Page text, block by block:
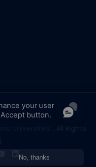
your user
button.
No, thanks